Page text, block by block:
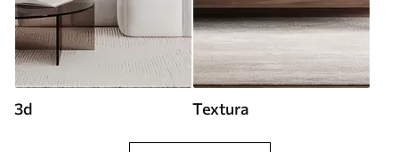
3d Textura